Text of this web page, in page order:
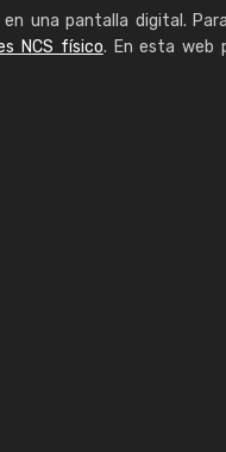
una pantalla digital.
NCS físico. En esta web